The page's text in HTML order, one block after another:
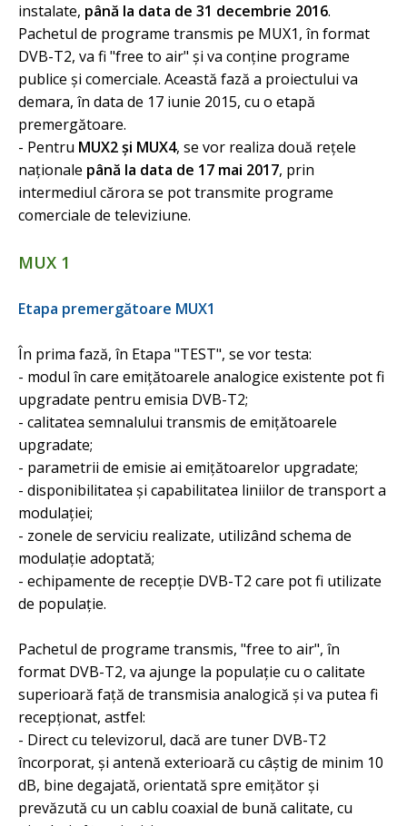
instalate, până la data de 31 decembrie 2016.
Pachetul de programe transmis pe MUX1, în format
DVB-T2, va fi "free to air" şi va conţine programe
publice şi comerciale. Această fază a proiectului va
demara, în data de 17 iunie 2015, cu o etapă
premergătoare.
- Pentru MUX2 şi MUX4, se vor realiza două reţele
naţionale până la data de 17 mai 2017, prin
intermediul cărora se pot transmite programe
comerciale de televiziune.
MUX 1
Etapa premergătoare MUX1
În prima fază, în Etapa "TEST", se vor testa:
- modul în care emiţătoarele analogice existente pot fi
upgradate pentru emisia DVB-T2;
- calitatea semnalului transmis de emiţătoarele
upgradate;
- parametrii de emisie ai emiţătoarelor upgradate;
- disponibilitatea şi capabilitatea liniilor de transport a
modulaţiei;
- zonele de serviciu realizate, utilizând schema de
modulaţie adoptată;
- echipamente de recepţie DVB-T2 care pot fi utilizate
de populaţie.
Pachetul de programe transmis, "free to air", în
format DVB-T2, va ajunge la populaţie cu o calitate
superioară faţă de transmisia analogică şi va putea fi
recepţionat, astfel:
- Direct cu televizorul, dacă are tuner DVB-T2
încorporat, şi antenă exterioară cu câștig de minim 10
dB, bine degajată, orientată spre emiţător şi
prevăzută cu un cablu coaxial de bună calitate, cu